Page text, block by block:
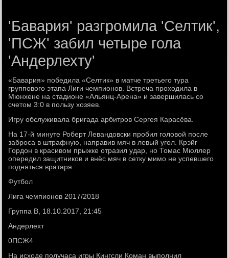
'Бавария' разгромила 'Селтик',
'ПСЖ' забил четыре гола
'Андерлехту'
«Бавария» победила «Селтик» в матче третьего тура
группового этапа Лиги чемпионов. Встреча проходила в
Мюнхене на стадионе «Альянц-Арена» и завершилась со
счетом 3:0 в пользу хозяев.
Игру обслуживала бригада арбитров Сергея Карасёва.
На 17-й минуте Роберт Левандовски пробил головой после
заброса в штрафную, направив мяч в левый угол. Крэйг
Гордон в красивом прыжке отразил удар, но Томас Мюллер
опередил защитников и внёс мяч в сетку мимо не успевшего
подняться вратаря.
Футбол
Лига чемпионов 2017/2018
Группа B, 18.10.2017, 21:45
Андерлехт
0ПСЖ4
На исходе получаса игры Кингсли Коман выполнил